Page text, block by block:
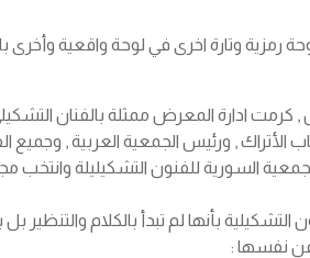
رمزية وتارة اخرى في لوحة واقعية
كرمت ادارة المعرض ممثلة بالفنان
الأتراك , ورئيس الجمعية العربية , وجميع
السورية للفنون التشكيليلة وانتخب
التشكيلية بأنها لم تبدأ بالكلام والتنظير
نفسها :